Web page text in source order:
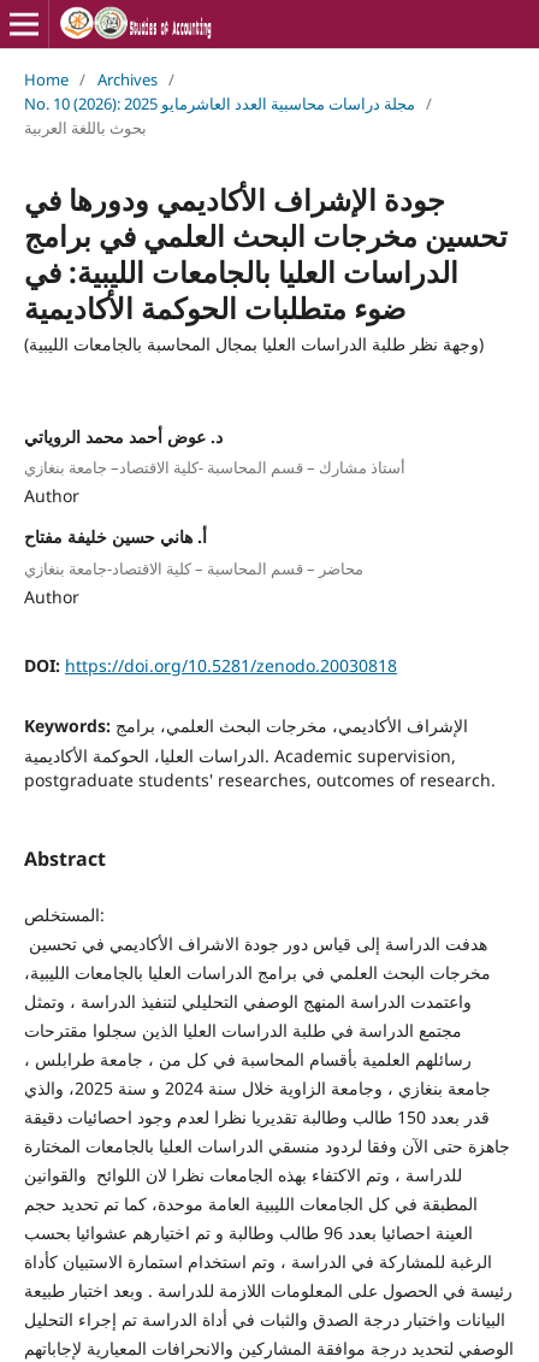
Home / Archives /
No. 10 (2026): مجلة دراسات محاسبية العدد العاشرمايو 2025 /
بحوث باللغة العربية
جودة الإشراف الأكاديمي ودورها في
تحسين مخرجات البحث العلمي في برامج
الدراسات العليا بالجامعات الليبية: في
ضوء متطلبات الحوكمة الأكاديمية
(وجهة نظر طلبة الدراسات العليا بمجال المحاسبة بالجامعات الليبية)
د. عوض أحمد محمد الروياتي
أستاذ مشارك – قسم المحاسبة -كلية الاقتصاد– جامعة بنغازي
Author
أ. هاني حسين خليفة مفتاح
محاضر – قسم المحاسبة – كلية الاقتصاد-جامعة بنغازي
Author
DOI: https://doi.org/10.5281/zenodo.20030818
Keywords: الإشراف الأكاديمي، مخرجات البحث العلمي، برامج
الدراسات العليا، الحوكمة الأكاديمية. Academic supervision,
postgraduate students' researches, outcomes of research.
Abstract
المستخلص:
مخرجات البحث العلمي في برامج الدراسات العليا بالجامعات الليبية،
واعتمدت الدراسة المنهج الوصفي التحليلي لتنفيذ الدراسة ، وتمثل
مجتمع الدراسة في طلبة الدراسات العليا الذين سجلوا مقترحات
رسائلهم العلمية بأقسام المحاسبة في كل من ، جامعة طرابلس ،
جامعة بنغازي ، وجامعة الزاوية خلال سنة 2024 و سنة 2025، والذي
قدر بعدد 150 طالب وطالبة تقديريا نظرا لعدم وجود احصائيات دقيقة
جاهزة حتى الآن وفقا لردود منسقي الدراسات العليا بالجامعات المختارة
للدراسة ، وتم الاكتفاء بهذه الجامعات نظرا لان اللوائح والقوانين
المطبقة في كل الجامعات الليبية العامة موحدة، كما تم تحديد حجم
العينة احصائيا بعدد 96 طالب وطالبة و تم اختيارهم عشوائيا بحسب
الرغبة للمشاركة في الدراسة ، وتم استخدام استمارة الاستبيان كأداة
رئيسة في الحصول على المعلومات اللازمة للدراسة . وبعد اختبار طبيعة
البيانات واختبار درجة الصدق والثبات في أداة الدراسة تم إجراء التحليل
الوصفي لتحديد درجة موافقة المشاركين والانحرافات المعيارية لإجاباتهم